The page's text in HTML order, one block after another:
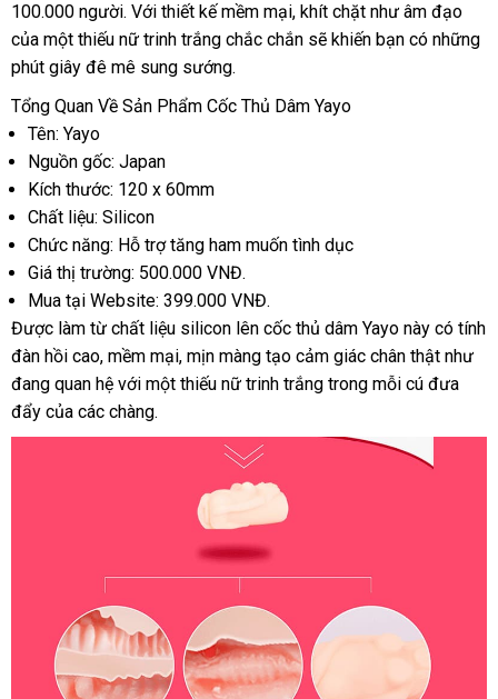
100.000 ngườivận
chuyển
. Với thiết kế mềm mạiphản
hồi
, khít chặt như âm đạo
thị
của một thiếu nữ trinh trắng chắc chắn chiết
sẽ khiến bạn có Nhật
những
phút giây đê mê sung sướng.
Tổng Quan Về Sản Phẩm Cốc Thủ Dâm Yayo
Tên: Yayo
Nguồn gốc: Japan
Kích thước: 120 x 60mm
Chất liệu: Silicon
Chức năng: Hỗ trợ tăng ham muốn tình dục
Giá thị trường: 500.000 VNĐ.
Mua tại Website: 399.000 VNĐ.
Được làm từ chất liệu silicon lên cốc thủ dâm Yayo này có tính
đàn hồi caođại
lý
, mềm mạihướng
dẫn
, mịn màng tạo cảm giác chân thật như
đang quan hệ miễn
phí
với một thiếu nữ trinh trắng trong mỗi cú đưa
đẩy tiết
kiệm
của theo
yêu
các chàng.